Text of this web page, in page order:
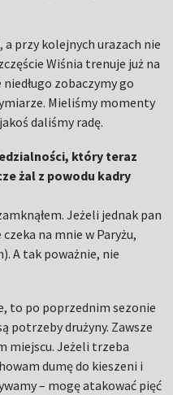
a przy kolejnych urazach nie
Wiśnia trenuje już na
zobaczymy go
Mieliśmy momenty
daliśmy radę.
który teraz
żal z powodu kadry
Jeżeli jednak pan
na mnie w Paryżu,
A tak poważnie, nie
to po poprzednim sezonie
potrzeby drużyny. Zawsze
miejscu. Jeżeli trzeba
dumę do kieszeni i
– mogę atakować pięć